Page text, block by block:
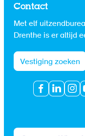
Contact
Met elf
Drenthe is er altijd
Vestiging zoeken